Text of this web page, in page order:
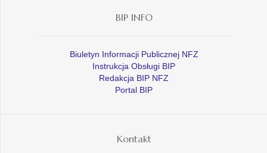
BIP INFO
Biuletyn Informacji Publicznej NFZ
Instrukcja Obsługi BIP
Redakcja BIP NFZ
Portal BIP
Kontakt